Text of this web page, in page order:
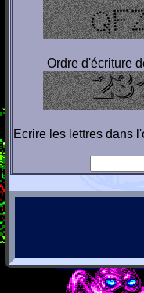
Ordre d'écriture
Ecrire les lettres dans